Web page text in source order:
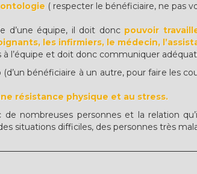
( respecter le bénéficiaire, ne pas
d’une équipe, il doit donc pouvoir
les infirmiers, le médecin,
l’équipe et doit donc communiquer
bénéficiaire à un autre, pour faire les
résistance physique et au stress.
de nombreuses personnes et la relation
situations difficiles, des personnes très